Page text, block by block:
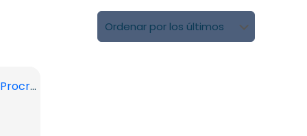
Icono Swoosh colorido de Procreate sobre fondo negro PNG gratis